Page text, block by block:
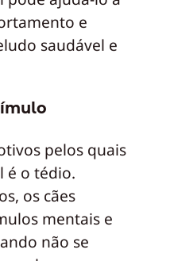
e
saudável e
pelos quais
é o tédio.
os cães
mentais e
não se